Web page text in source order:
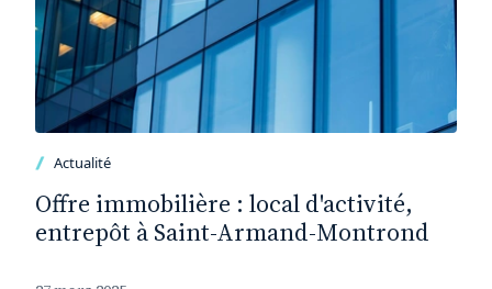
Actualité
Offre immobilière : local d'activité,
entrepôt à Saint-Armand-Montrond